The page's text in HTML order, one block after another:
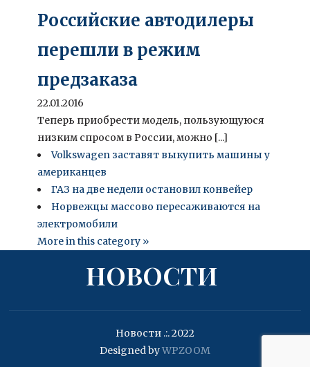
Российские автодилеры
перешли в режим
предзаказа
22.01.2016
Теперь приобрести модель, пользующуюся
низким спросом в России, можно [...]
Volkswagen заставят выкупить машины у
американцев
ГАЗ на две недели остановил конвейер
Норвежцы массово пересаживаются на
электромобили
More in this category »
НОВОСТИ
Новости .:. 2022
Designed byWPZOOM